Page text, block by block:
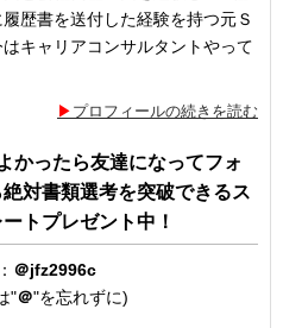
履歴書を送付した経験を持つ元Ｓ
はキャリアコンサルタントやって
プロフィールの続きを読む
かったら友達になってフォ
対書類選考を突破できるス
トプレゼント中！
＠jfz2996c
"＠"を忘れずに)